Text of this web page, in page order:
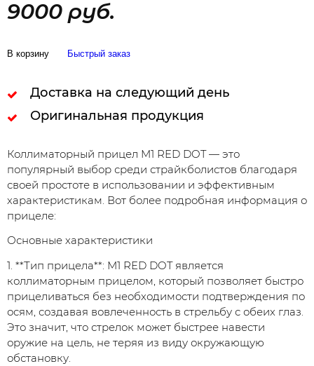
9000 руб.
В корзину Быстрый заказ
Доставка на следующий день
Оригинальная продукция
Коллиматорный прицел M1 RED DOT — это
популярный выбор среди страйкболистов благодаря
своей простоте в использовании и эффективным
характеристикам. Вот более подробная информация о
прицеле:
Основные характеристики
1. **Тип прицела**: M1 RED DOT является
коллиматорным прицелом, который позволяет быстро
прицеливаться без необходимости подтверждения по
осям, создавая вовлеченность в стрельбу с обеих глаз.
Это значит, что стрелок может быстрее навести
оружие на цель, не теряя из виду окружающую
обстановку.